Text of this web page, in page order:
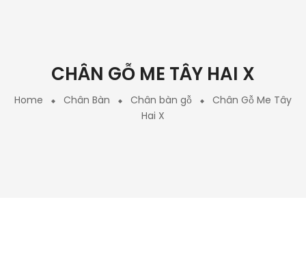
CHÂN GỖ ME TÂY HAI X
Home Chân Bàn Chân bàn gỗ
Chân Gỗ Me Tây
Hai X